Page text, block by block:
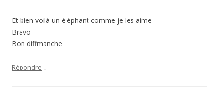
Et bien voilà un éléphant comme je les aime
Bravo
Bon diffmanche
Répondre ↓